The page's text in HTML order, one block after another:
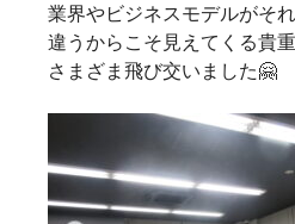
業界やビジネスモデルがそ
違うからこそ見えてくる貴
さまざま飛び交いました🤗